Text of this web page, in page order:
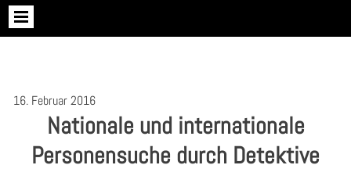
16. Februar 2016
Nationale und internationale
Personensuche durch Detektive